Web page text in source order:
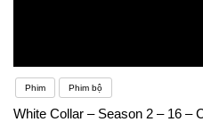
Phim Phim bộ
White Collar – Season 2 – 16 –